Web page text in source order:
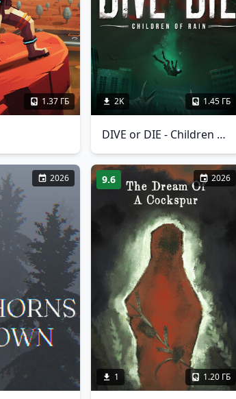
1.37 ГБ 2K 1.45 ГБ
DIVE or DIE - Children of Rain
2026 9.6 2026
1 1.20 ГБ